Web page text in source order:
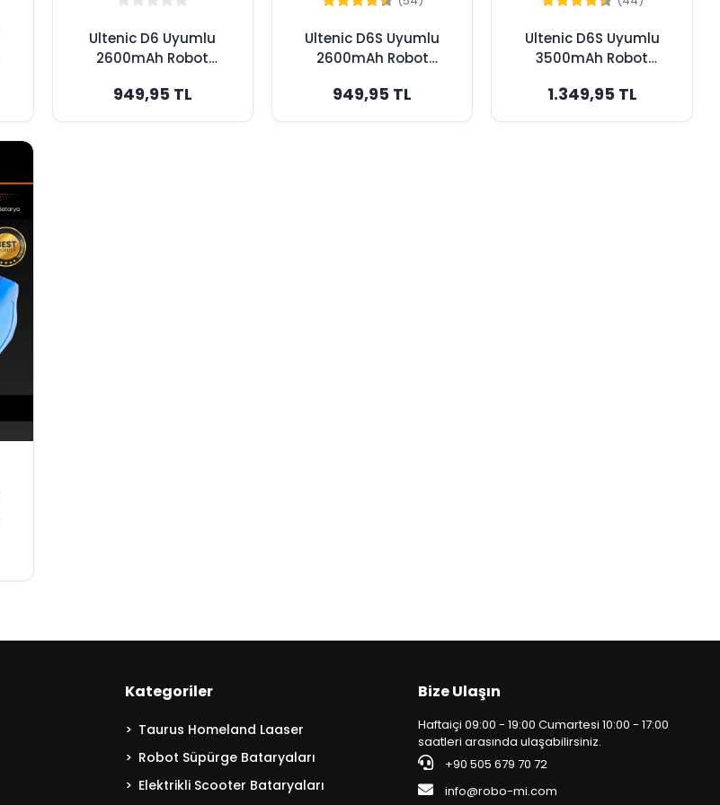
Ultenic D6 Uyumlu
2600mAh Robot
Orijinal Kapasite
949,95 TL
Ultenic D6S Uyumlu
2600mAh Robot
Orijinal Kapasite
949,95 TL
Ultenic D6S Uyumlu
3500mAh Robot
Maksimum Kapasite
1.349,95 TL
Kategoriler
Taurus Homeland Laaser
Robot Süpürge Bataryaları
Elektrikli Scooter Bataryaları
Bize Ulaşın
Haftaiçi 09:00 - 19:00 Cumartesi 10:00 - 17:00
saatleri arasında ulaşabilirsiniz.
+90 505 679 70 72
info@robo-mi.com